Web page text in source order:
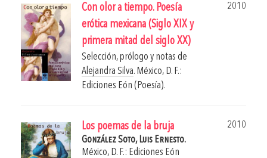
Con olor a tiempo. Poesía
erótica mexicana (Siglo XIX y
primera mitad del siglo XX)
2010
Selección, prólogo y notas de
Alejandra Silva. México, D. F.:
Ediciones Eón (Poesía).
Los poemas de la bruja
2010
González Soto, Luis Ernesto.
México, D. F.: Ediciones Eón